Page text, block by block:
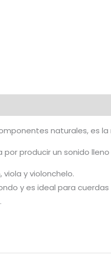
naturales, es
por producir un sonido
viola y violonchelo.
y es ideal para